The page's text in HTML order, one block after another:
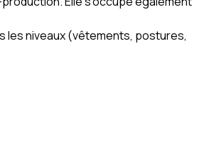
les niveaux (vêtements, postures,